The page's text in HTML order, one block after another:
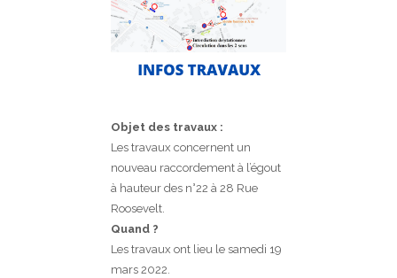
Objet des travaux :
Les travaux concernent un
nouveau raccordement à l’égout
à hauteur des n°22 à 28 Rue
Roosevelt.
Quand ?
Les travaux ont lieu le samedi 19
mars 2022.